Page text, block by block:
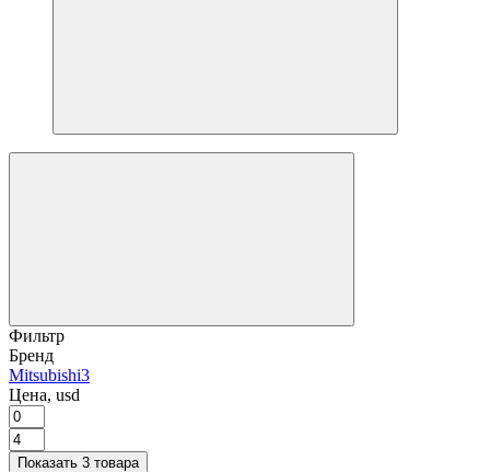
Фильтр
Бренд
Mitsubishi3
Цена, usd
Показать 3 товара